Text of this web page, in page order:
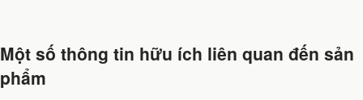
Một số thông tin hữu ích liên quan đến sản
phẩm